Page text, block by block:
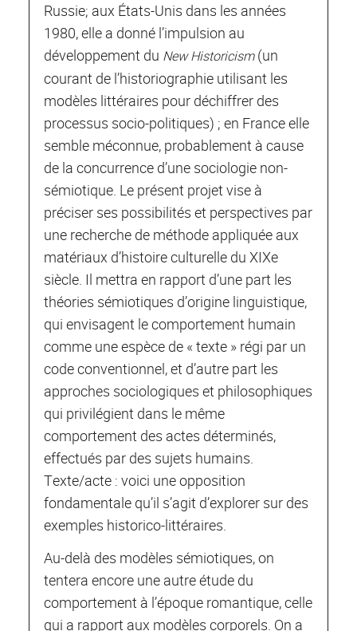
Russie; aux États-Unis dans les années
1980, elle a donné l’impulsion au
développement du New Historicism(un
courant de l’historiographie utilisant les
modèles littéraires pour déchiffrer des
processus socio-politiques) ; en France elle
semble méconnue, probablement à cause
de la concurrence d’une sociologie non-
sémiotique. Le présent projet vise à
préciser ses possibilités et perspectives par
une recherche de méthode appliquée aux
matériaux d’histoire culturelle du XIXe
siècle. Il mettra en rapport d’une part les
théories sémiotiques d’origine linguistique,
qui envisagent le comportement humain
comme une espèce de « texte » régi par un
code conventionnel, et d’autre part les
approches sociologiques et philosophiques
qui privilégient dans le même
comportement des actes déterminés,
effectués par des sujets humains.
Texte/acte : voici une opposition
fondamentale qu’il s’agit d’explorer sur des
exemples historico-littéraires.
Au-delà des modèles sémiotiques, on
tentera encore une autre étude du
comportement à l’époque romantique, celle
qui a rapport aux modèles corporels. On a